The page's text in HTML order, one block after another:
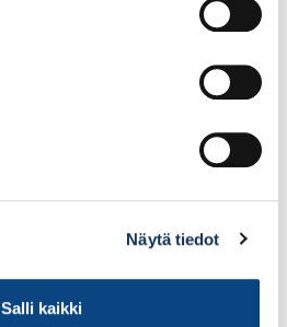
Näytä tiedot
Salli kaikki
79.84€ /kpl